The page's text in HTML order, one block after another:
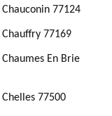
77124
77169
En Brie
77500